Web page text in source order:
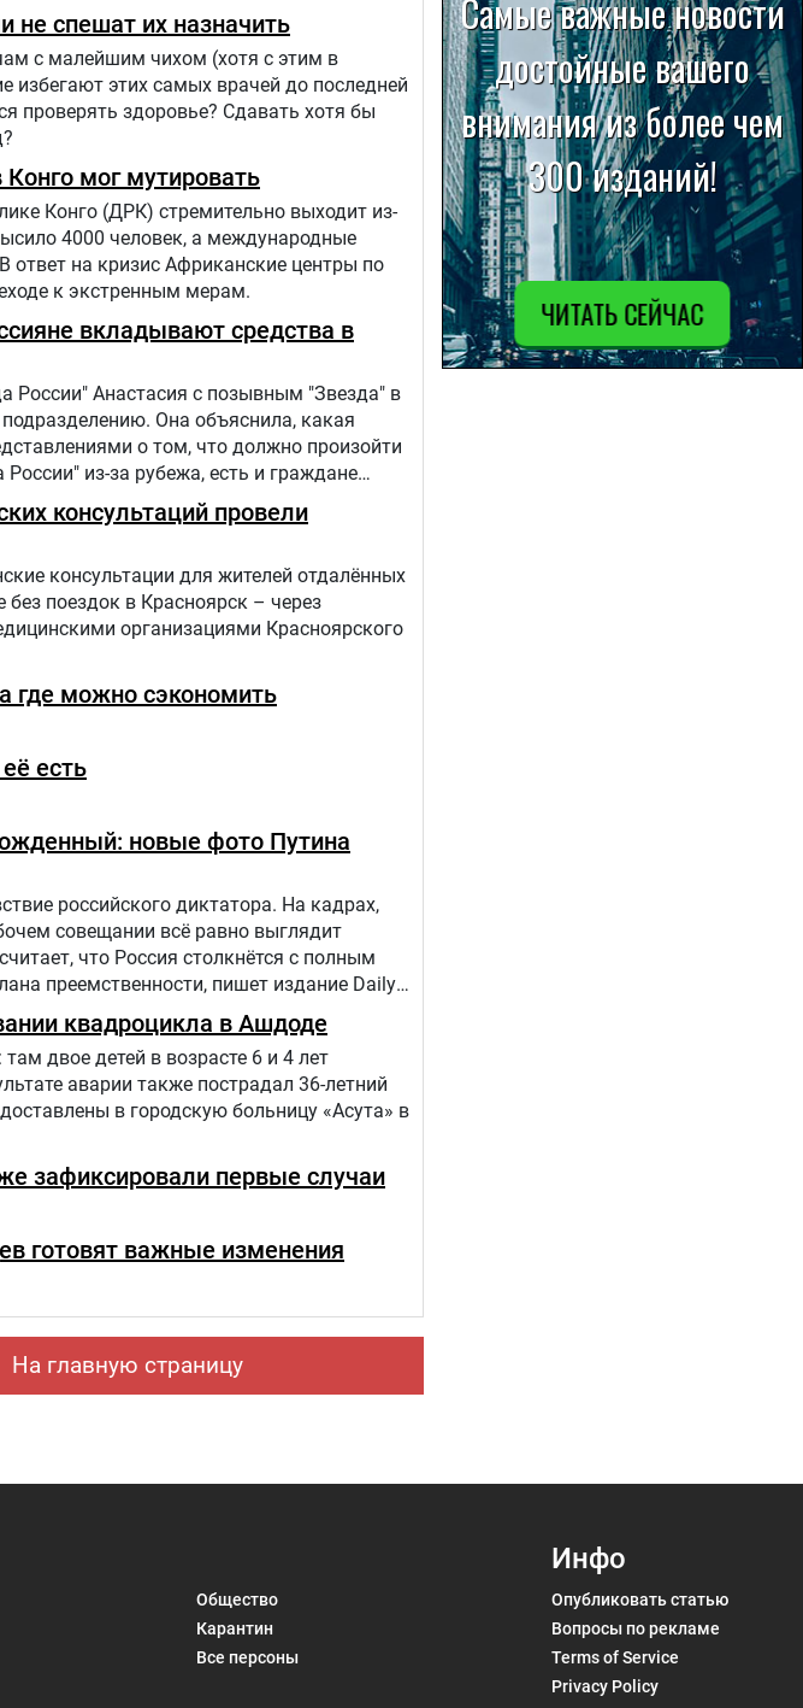
не спешат их назначить
с малейшим чихом (хотя с этим в
избегают этих самых врачей до последней
проверять здоровье? Сдавать хотя бы
мог мутировать
Конго (ДРК) стремительно выходит из-
4000 человек, а международные
ответ на кризис Африканские центры по
к экстренным мерам.
вкладывают средства в
России" Анастасия с позывным "Звезда" в
Она объяснила, какая
о том, что должно произойти
из-за рубежа, есть и граждане
консультаций провели
консультации для жителей отдалённых
поездок в Красноярск – через
организациями Красноярского
где можно сэкономить
есть
новые фото Путина
российского диктатора. На кадрах,
совещании всё равно выглядит
что Россия столкнётся с полным
преемственности, пишет издание Daily
квадроцикла в Ашдоде
двое детей в возрасте 6 и 4 лет
аварии также пострадал 36-летний
в городскую больницу «Асута» в
зафиксировали первые случаи
готовят важные изменения
На главную страницу
Общество
Карантин
Все персоны
Инфо
Опубликовать статью
Вопросы по рекламе
Terms of Service
Privacy Policy